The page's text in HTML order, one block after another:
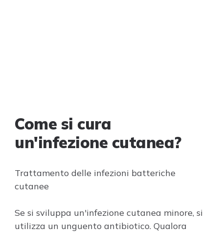
Come si cura
un'infezione cutanea?
Trattamento delle infezioni batteriche
cutanee
Se si sviluppa un'infezione cutanea minore, si
utilizza un unguento antibiotico. Qualora